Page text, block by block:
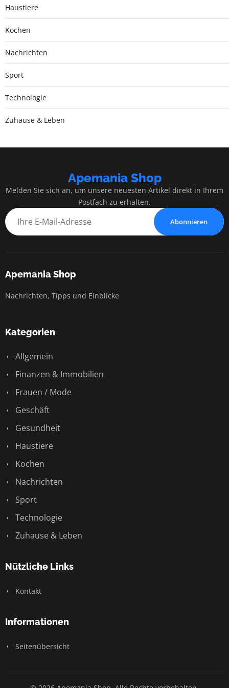
Haustiere
Kochen
Nachrichten
Sport
Technologie
Zuhause & Leben
Apemania Shop
Melden Sie sich an, um unsere neuesten Artikel direkt in Ihrem
Postfach zu erhalten.
Abonnieren
Apemania Shop
Nachrichten, Tipps und Einblicke
Kategorien
Allgemein
Finanzen & Immobilien
Frauen / Mode
Geschäft
Gesundheit
Haustiere
Kochen
Nachrichten
Sport
Technologie
Zuhause & Leben
Nützliche Links
Kontakt
Informationen
Seitenübersicht